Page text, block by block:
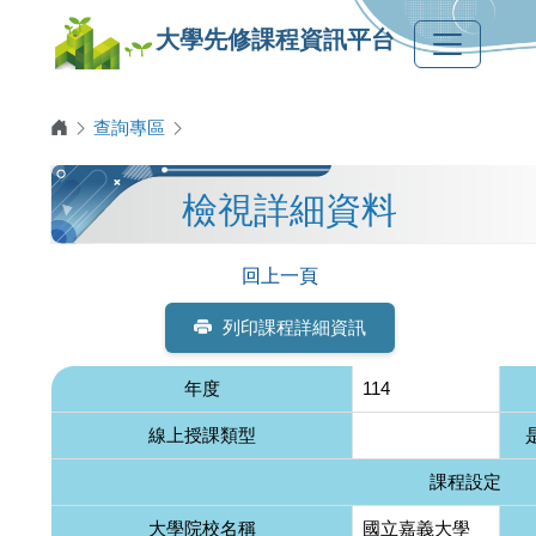
大學先修課程資訊平台
查詢專區
檢視詳細資料
回上一頁
列印課程詳細資訊
年度 114
線上授課類型
課程設定
大學院校名稱 國立嘉義大學